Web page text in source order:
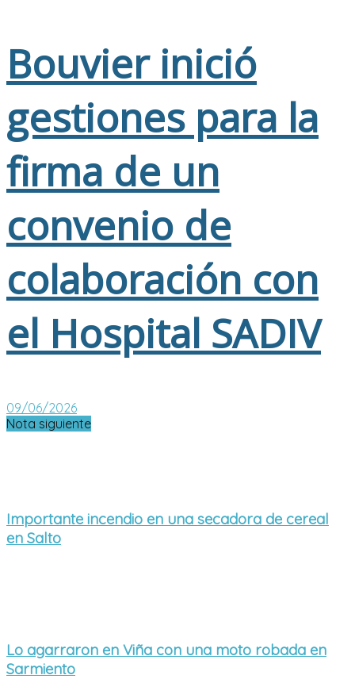
Bouvier inició
gestiones para la
firma de un
convenio de
colaboración con
el Hospital SADIV
09/06/2026
Nota siguiente
Importante incendio en una secadora de cereal
en Salto
Lo agarraron en Viña con una moto robada en
Sarmiento